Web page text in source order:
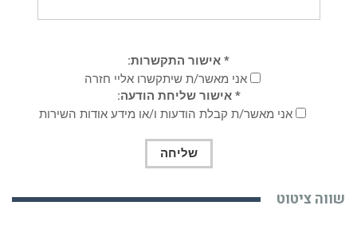
* אישור התקשרות:
אני מאשר/ת שיתקשרו אליי חזרה
* אישור שליחת הודעה:
אני מאשר/ת קבלת הודעות ו/או מידע אודות השירות
שווה ציטוט